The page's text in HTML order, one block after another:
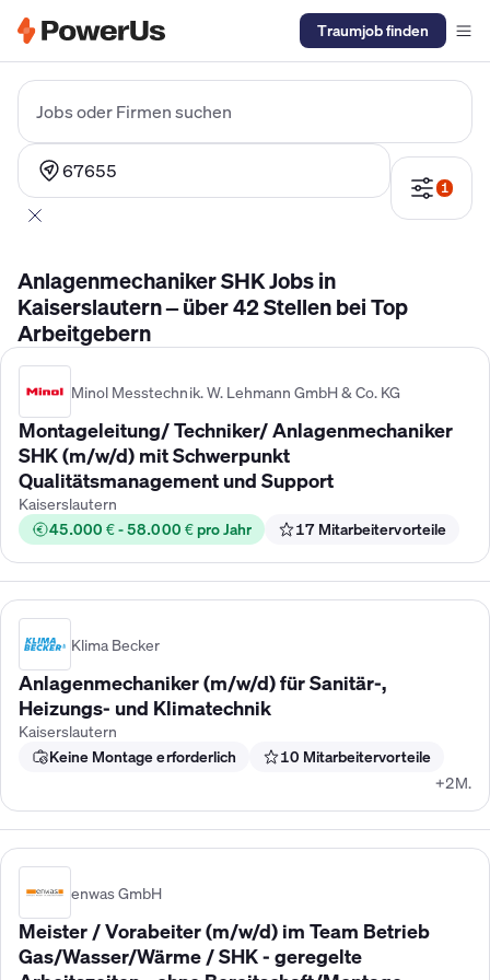
Traumjob finden
Jobs oder Firmen suchen
67655
1
Anlagenmechaniker SHK Jobs in
Kaiserslautern – über 42 Stellen bei Top
Arbeitgebern
Minol Messtechnik. W. Lehmann GmbH & Co. KG
Montageleitung/ Techniker/ Anlagenmechaniker
SHK (m/w/d) mit Schwerpunkt
Qualitätsmanagement und Support
Kaiserslautern
45.000 € - 58.000 € pro Jahr
17 Mitarbeitervorteile
Klima Becker
Anlagenmechaniker (m/w/d) für Sanitär-,
Heizungs- und Klimatechnik
Kaiserslautern
Keine Montage erforderlich
10 Mitarbeitervorteile
+2M.
enwas GmbH
Meister / Vorabeiter (m/w/d) im Team Betrieb
Gas/Wasser/Wärme / SHK - geregelte